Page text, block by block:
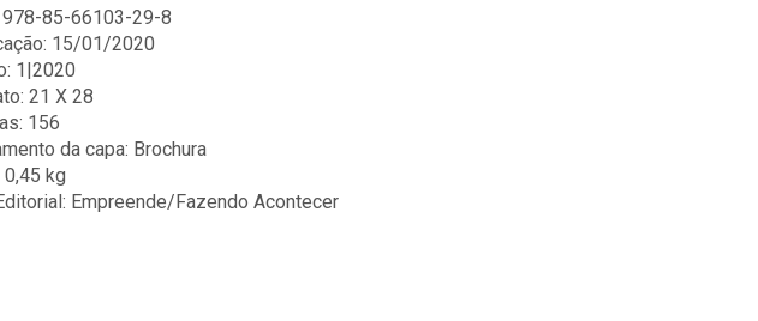
978-85-66103-29-8
15/01/2020
1|2020
21 X 28
156
da capa: Brochura
kg
Empreende/Fazendo Acontecer